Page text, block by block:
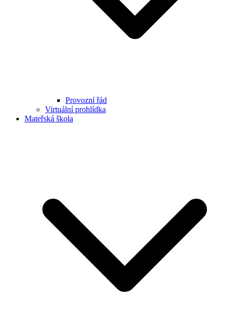
Provozní řád
Virtuální prohlídka
Mateřská škola